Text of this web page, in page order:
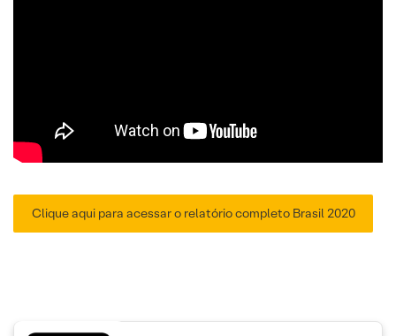
Clique aqui para acessar o relatório completo Brasil 2020